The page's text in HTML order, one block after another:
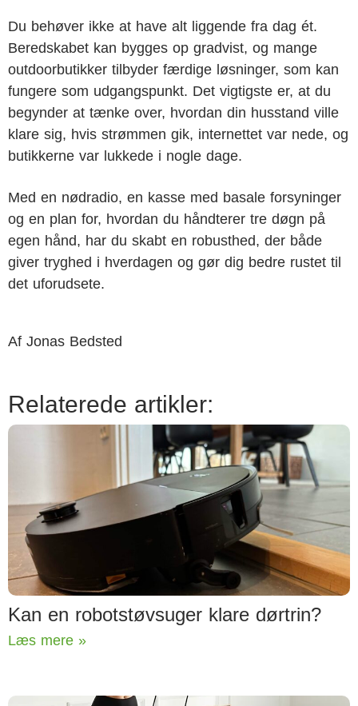
Du behøver ikke at have alt liggende fra dag ét.
Beredskabet kan bygges op gradvist, og mange
outdoorbutikker tilbyder færdige løsninger, som kan
fungere som udgangspunkt. Det vigtigste er, at du
begynder at tænke over, hvordan din husstand ville
klare sig, hvis strømmen gik, internettet var nede, og
butikkerne var lukkede i nogle dage.
Med en nødradio, en kasse med basale forsyninger
og en plan for, hvordan du håndterer tre døgn på
egen hånd, har du skabt en robusthed, der både
giver tryghed i hverdagen og gør dig bedre rustet til
det uforudsete.
Af Jonas Bedsted
Relaterede artikler:
Kan en robotstøvsuger klare dørtrin?
Læs mere »